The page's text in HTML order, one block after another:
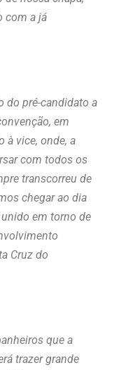
com a já
do pré-candidato a
em
à vice, onde, a
com todos os
transcorreu de
chegar ao dia
em torno de
Cruz do
que a
trazer grande